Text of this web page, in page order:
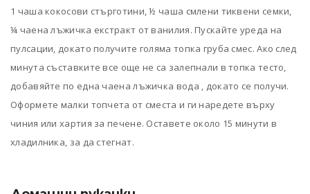
1 чаша кокосови стърготини, ½ чаша смлени тиквени семки,
¼ чаена лъжичка екстракт от ванилия. Пускайте уреда на
пулсации, докато получите голяма топка груба смес. Ако след
минута съставките все още не са залепнали в топка тесто,
добавяйте по една чаена лъжичка вода , докато се получи.
Оформете малки топчета от сместа и ги наредете върху
чиния или хартия за печене. Оставете около 15 минути в
хладилника, за да стегнат.